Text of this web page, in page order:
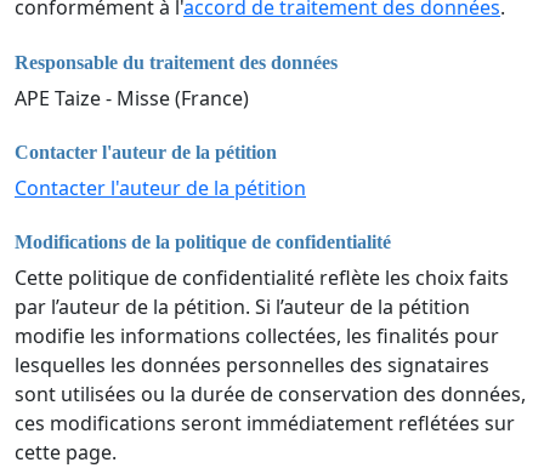
conformément à l'accord de traitement des données.
Responsable du traitement des données
APE Taize - Misse (France)
Contacter l'auteur de la pétition
Contacter l'auteur de la pétition
Modifications de la politique de confidentialité
Cette politique de confidentialité reflète les choix faits
par l’auteur de la pétition. Si l’auteur de la pétition
modifie les informations collectées, les finalités pour
lesquelles les données personnelles des signataires
sont utilisées ou la durée de conservation des données,
ces modifications seront immédiatement reflétées sur
cette page.